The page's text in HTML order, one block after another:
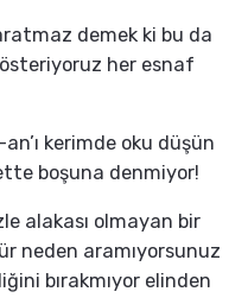
demek ki bu da
her esnaf
kerimde oku düşün
boşuna denmiyor!
alakası olmayan bir
neden aramıyorsunuz
bırakmıyor elinden